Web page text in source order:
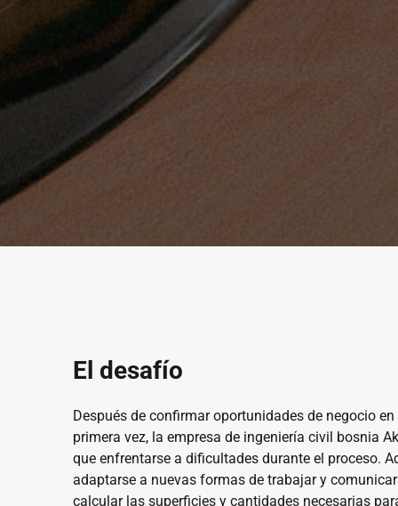
El desafío
Después de confirmar oportunidades de negocio
primera vez, la empresa de ingeniería civil bosnia
que enfrentarse a dificultades durante el proceso.
adaptarse a nuevas formas de trabajar y
calcular las superficies y cantidades necesarias